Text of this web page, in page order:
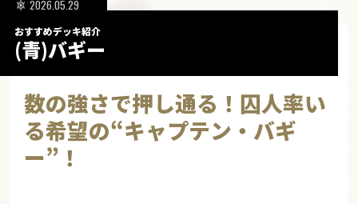
おすすめデッキ紹介
(青)バギー
2026.05.29
数の強さで押し通る！ 囚人率い
る希望の“キャプテン・バギ
ー”！